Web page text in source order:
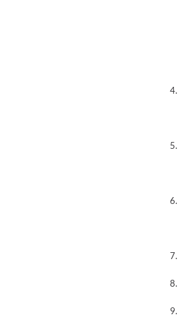
4.
5.
6.
7.
8.
9.